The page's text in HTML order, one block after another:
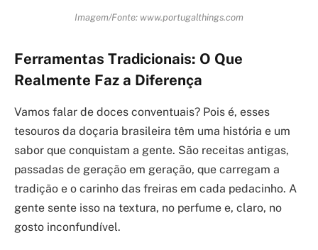
Imagem/Fonte: www.portugalthings.com
Ferramentas Tradicionais: O Que
Realmente Faz a Diferença
Vamos falar de doces conventuais? Pois é, esses
tesouros da doçaria brasileira têm uma história e um
sabor que conquistam a gente. São receitas antigas,
passadas de geração em geração, que carregam a
tradição e o carinho das freiras em cada pedacinho. A
gente sente isso na textura, no perfume e, claro, no
gosto inconfundível.